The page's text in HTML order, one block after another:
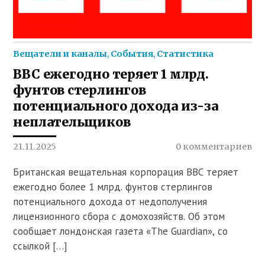
Вещатели и каналы, События, Статистика
BBC ежегодно теряет 1 млрд.
фунтов стерлингов
потенциального дохода из-за
неплательщиков
21.11.2025 0 комментариев
Британская вещательная корпорация BBC теряет
ежегодно более 1 млрд. фунтов стерлингов
потенциального дохода от недополучения
лицензионного сбора с домохозяйств. Об этом
сообщает лондонская газета «The Guardian», со
ссылкой […]